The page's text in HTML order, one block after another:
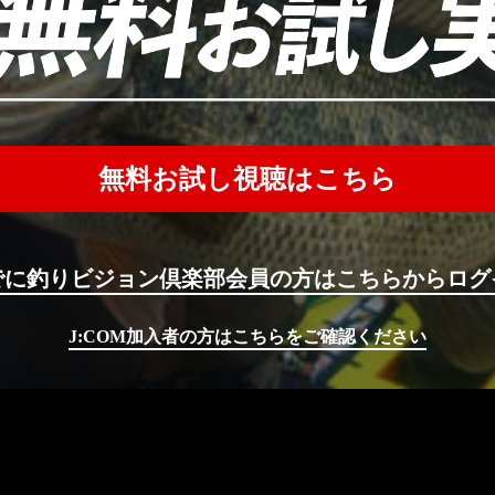
無料お試し視聴はこちら
釣りビジョン倶楽部会員の方はこちらからロ
J:COM加入者の方はこちらをご確認ください